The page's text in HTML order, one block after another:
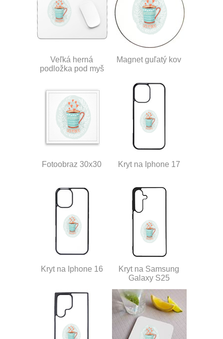
Veľká herná
podložka pod myš
Magnet guľatý kov
Fotoobraz 30x30 Kryt na Iphone 17
Kryt na Iphone 16
Kryt na Samsung
Galaxy S25